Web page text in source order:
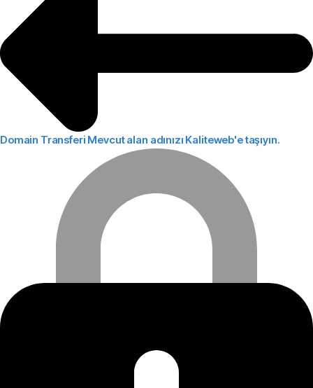
Domain Transferi Mevcut alan adınızı Kaliteweb'e taşıyın.